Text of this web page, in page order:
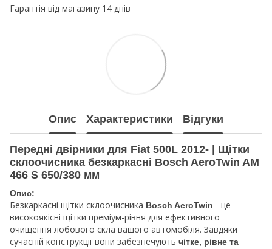
Гарантія від магазину 14 днів
Опис Характеристики Відгуки
Передні двірники для Fiat 500L 2012- | Щітки
склоочисника безкаркасні Bosch AeroTwin AM
466 S 650/380 мм
Опис:
Безкаркасні щітки склоочисника Bosch AeroTwin - це
високоякісні щітки преміум-рівня для ефективного
очищення лобового скла вашого автомобіля. Завдяки
сучасній конструкції вони забезпечують чітке, рівне та